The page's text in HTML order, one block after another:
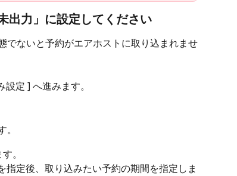
出力」に設定してください
でないと予約がエアホストに取り込まれませ
定 ] へ進みます。
。
定後、取り込みたい予約の期間を指定しま